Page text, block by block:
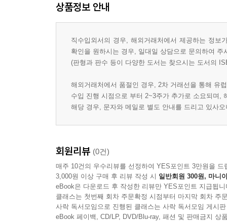
상품정보 안내
직수입외서의 경우, 해외거래처에서 제공하는 정
확인을 원하시는 경우, 일대일 상담으로 문의하여 주
(판형과 판수 등이 다양한 도서는 찾으시는 도서의
해외거래처에서 품절인 경우, 2차 거래선을 통해 유
수입 진행 시점으로 부터 2~3주가 추가로 소요되며,
해당 경우, 문자와 메일로 별도 안내를 드리고 있사
회원리뷰 (0건)
매주 10건의 우수리뷰를 선정하여 YES포인트 3만원을 드
3,000원 이상 구매 후 리뷰 작성 시 일반회원 300원, 마니
eBook은 다운로드 후 작성한 리뷰만 YES포인트 지급됩니
클래스는 첫번째 회차 주문확정 시점부터 마지막 회차 주
사락 독서모임으로 진행된 클래스는 사락 독서모임 게시
eBook 페이백, CD/LP, DVD/Blu-ray, 패션 및 판매금지 상